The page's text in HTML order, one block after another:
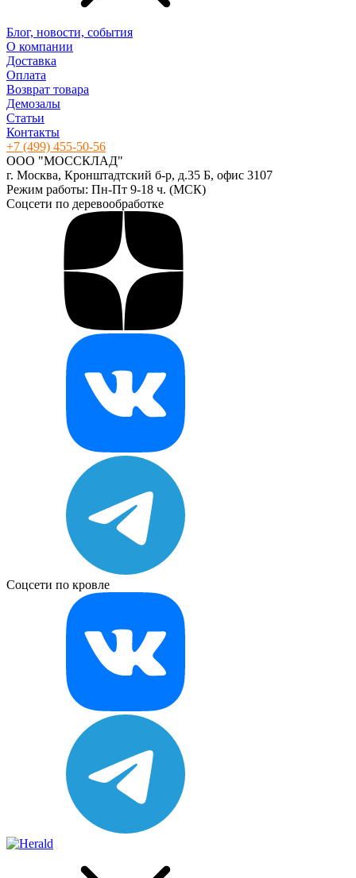
Блог, новости, события
О компании
Доставка
Оплата
Возврат товара
Демозалы
Статьи
Контакты
+7 (499) 455-50-56
ООО "МОССКЛАД"
г. Москва, Кронштадтский б-р, д.35 Б, офис 3107
Режим работы: Пн-Пт 9-18 ч. (МСК)
Соцсети по деревообработке
Соцсети по кровле